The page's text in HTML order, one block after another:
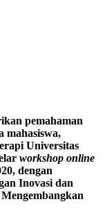
pemahaman
mahasiswa,
Universitas
workshop online
dengan
Inovasi dan